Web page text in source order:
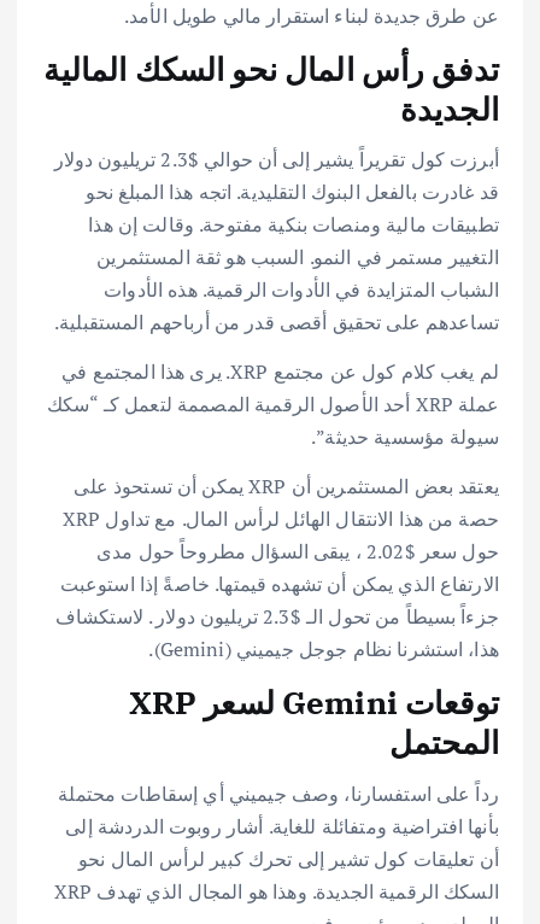
عن طرق جديدة لبناء استقرار مالي طويل الأمد.
تدفق رأس المال نحو السكك المالية
الجديدة
أبرزت كول تقريراً يشير إلى أن حوالي $2.3 تريليون دولار
قد غادرت بالفعل البنوك التقليدية. اتجه هذا المبلغ نحو
تطبيقات مالية ومنصات بنكية مفتوحة. وقالت إن هذا
التغيير مستمر في النمو. السبب هو ثقة المستثمرين
الشباب المتزايدة في الأدوات الرقمية. هذه الأدوات
تساعدهم على تحقيق أقصى قدر من أرباحهم المستقبلية.
لم يغب كلام كول عن مجتمع XRP. يرى هذا المجتمع في
عملة XRP أحد الأصول الرقمية المصممة لتعمل كـ “سكك
سيولة مؤسسية حديثة”.
يعتقد بعض المستثمرين أن XRP يمكن أن تستحوذ على
حصة من هذا الانتقال الهائل لرأس المال. مع تداول XRP
حول سعر $2.02 ، يبقى السؤال مطروحاً حول مدى
الارتفاع الذي يمكن أن تشهده قيمتها. خاصةً إذا استوعبت
جزءاً بسيطاً من تحول الـ $2.3 تريليون دولار . لاستكشاف
هذا، استشرنا نظام جوجل جيميني (Gemini).
توقعات Gemini لسعر XRP
المحتمل
رداً على استفسارنا، وصف جيميني أي إسقاطات محتملة
بأنها افتراضية ومتفائلة للغاية. أشار روبوت الدردشة إلى
أن تعليقات كول تشير إلى تحرك كبير لرأس المال نحو
السكك الرقمية الجديدة. وهذا هو المجال الذي تهدف XRP